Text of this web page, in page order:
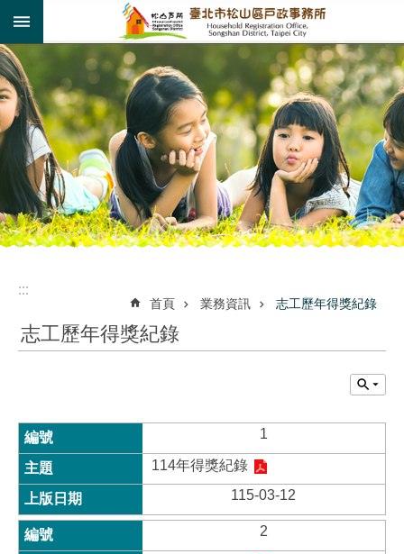
跳到主要內容區塊
:::
:::
首頁 業務資訊 志工歷年得獎紀錄
志工歷年得獎紀錄
1
114年得獎紀錄
115-03-12
2